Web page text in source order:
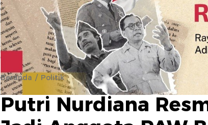
Beranda Politik
Putri Nurdiana